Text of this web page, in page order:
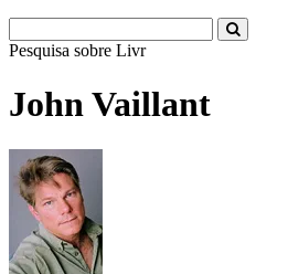
Pesquisa sobre Literatura
John Vaillant